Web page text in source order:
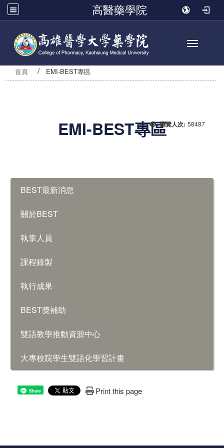
高醫藥學院
Toggle
首頁 EMI-BEST專區
瀏覽人次: 58487
EMI-BEST專區
BEST最新消息
關於BEST
執掌人員
課程錄製
執行成果
BEST獎補助
雙語教學推動資源中心
大專校院學生雙語化學習計畫
Share Print this page